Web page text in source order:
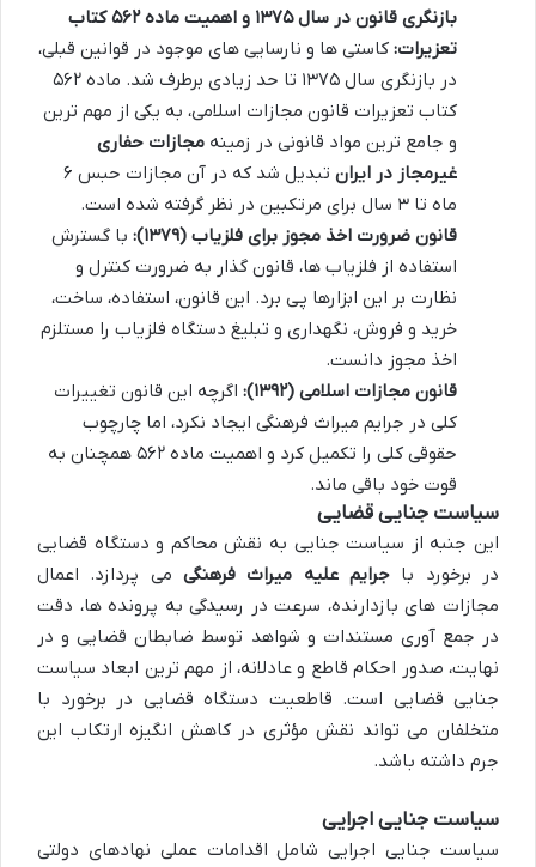
بازنگری قانون در سال ۱۳۷۵ و اهمیت ماده ۵۶۲ کتاب
تعزیرات: کاستی ها و نارسایی های موجود در قوانین قبلی،
در بازنگری سال ۱۳۷۵ تا حد زیادی برطرف شد. ماده ۵۶۲
کتاب تعزیرات قانون مجازات اسلامی، به یکی از مهم ترین
و جامع ترین مواد قانونی در زمینه مجازات حفاری
غیرمجاز در ایران
تبدیل شد که در آن مجازات حبس ۶
ماه تا ۳ سال برای مرتکبین در نظر گرفته شده است.
قانون ضرورت اخذ مجوز برای فلزیاب (۱۳۷۹):
با گسترش
استفاده از فلزیاب ها، قانون گذار به ضرورت کنترل و
نظارت بر این ابزارها پی برد. این قانون، استفاده، ساخت،
خرید و فروش، نگهداری و تبلیغ دستگاه فلزیاب را مستلزم
اخذ مجوز دانست.
قانون مجازات اسلامی (۱۳۹۲):
اگرچه این قانون تغییرات
کلی در جرایم میراث فرهنگی ایجاد نکرد، اما چارچوب
حقوقی کلی را تکمیل کرد و اهمیت ماده ۵۶۲ همچنان به
قوت خود باقی ماند.
سیاست جنایی قضایی
این جنبه از سیاست جنایی به نقش محاکم و دستگاه قضایی
در برخورد با جرایم علیه میراث فرهنگی می پردازد. اعمال
مجازات های بازدارنده، سرعت در رسیدگی به پرونده ها، دقت
در جمع آوری مستندات و شواهد توسط ضابطان قضایی و در
نهایت، صدور احکام قاطع و عادلانه، از مهم ترین ابعاد سیاست
جنایی قضایی است. قاطعیت دستگاه قضایی در برخورد با
متخلفان می تواند نقش مؤثری در کاهش انگیزه ارتکاب این
جرم داشته باشد.
سیاست جنایی اجرایی
سیاست جنایی اجرایی شامل اقدامات عملی نهادهای دولتی